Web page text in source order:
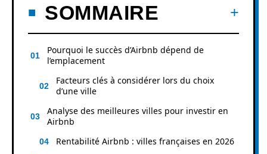
SOMMAIRE
Pourquoi le succès d’Airbnb dépend de
l’emplacement
Facteurs clés à considérer lors du choix
d’une ville
Analyse des meilleures villes pour investir en
Airbnb
Rentabilité Airbnb : villes françaises en 2026